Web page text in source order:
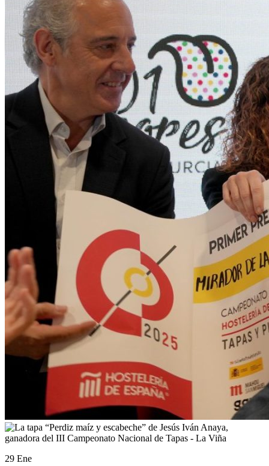
29 Ene